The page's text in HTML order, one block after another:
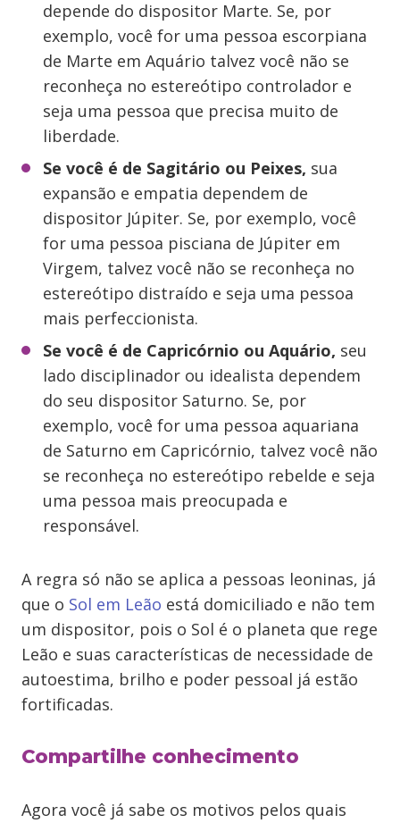
depende do dispositor Marte. Se, por
exemplo, você for uma pessoa escorpiana
de Marte em Aquário talvez você não se
reconheça no estereótipo controlador e
seja uma pessoa que precisa muito de
liberdade.
Se você é de Sagitário ou Peixes, sua
expansão e empatia dependem de
dispositor Júpiter. Se, por exemplo, você
for uma pessoa pisciana de Júpiter em
Virgem, talvez você não se reconheça no
estereótipo distraído e seja uma pessoa
mais perfeccionista.
Se você é de Capricórnio ou Aquário, seu
lado disciplinador ou idealista dependem
do seu dispositor Saturno. Se, por
exemplo, você for uma pessoa aquariana
de Saturno em Capricórnio, talvez você não
se reconheça no estereótipo rebelde e seja
uma pessoa mais preocupada e
responsável.
A regra só não se aplica a pessoas leoninas, já
que o Sol em Leão está domiciliado e não tem
um dispositor, pois o Sol é o planeta que rege
Leão e suas características de necessidade de
autoestima, brilho e poder pessoal já estão
fortificadas.
Compartilhe conhecimento
Agora você já sabe os motivos pelos quais